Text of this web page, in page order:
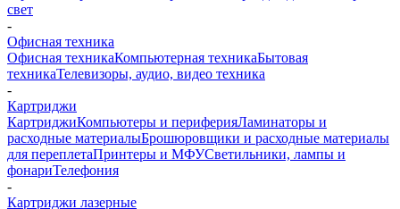
свет
-
Офисная техника
Офисная техникаКомпьютерная техникаБытовая
техникаТелевизоры, аудио, видео техника
-
Картриджи
КартриджиКомпьютеры и периферияЛаминаторы и
расходные материалыБрошюровщики и расходные материалы
для переплетаПринтеры и МФУСветильники, лампы и
фонариТелефония
-
Картриджи лазерные